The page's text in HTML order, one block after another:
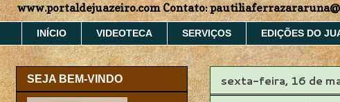
www.portaldejuazeiro.com Contato:
INÍCIO VIDEOTECA SERVIÇOS EDIÇÕES DO
sexta-feira, 16 de
SEJA BEM-VINDO